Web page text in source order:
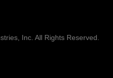
Inc. All Rights Reserved.